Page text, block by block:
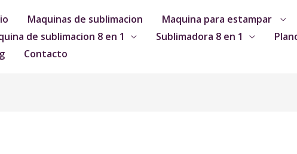
Maquinas de sublimacion Maquina para estampar
de sublimacion 8 en 1
Sublimadora 8 en 1
Contacto